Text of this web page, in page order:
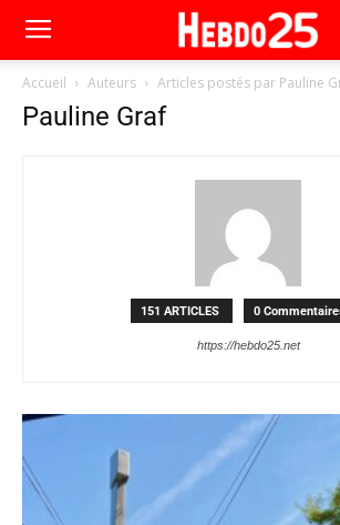
Accueil Auteurs Articles postés par Pauline
Pauline Graf
151 ARTICLES 0
https://hebdo25.net